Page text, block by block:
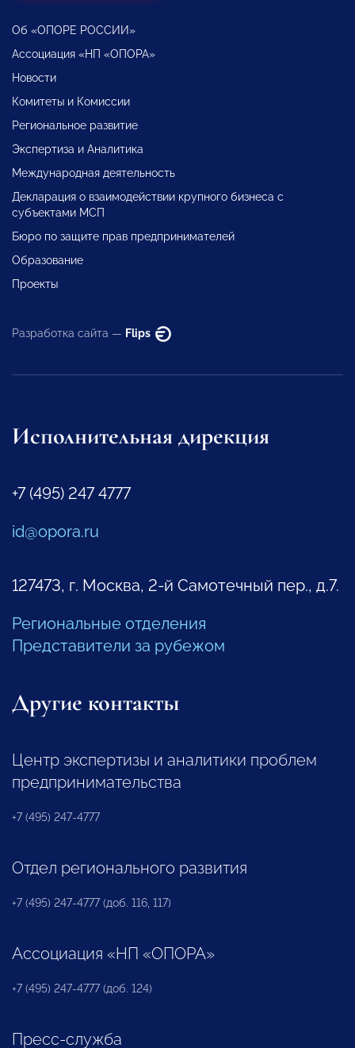
Об «ОПОРЕ РОССИИ»
Ассоциация «НП «ОПОРА»
Новости
Комитеты и Комиссии
Региональное развитие
Экспертиза и Аналитика
Международная деятельность
Декларация о взаимодействии крупного бизнеса с
субъектами МСП
Бюро по защите прав предпринимателей
Образование
Проекты
Разработка сайта — Flips
Исполнительная дирекция
+7 (495) 247 4777
id@opora.ru
127473, г. Москва, 2-й Самотечный пер., д.7.
Региональные отделения
Представители за рубежом
Другие контакты
Центр экспертизы и аналитики проблем
предпринимательства
+7 (495) 247-4777
Отдел регионального развития
+7 (495) 247-4777 (доб. 116, 117)
Ассоциация «НП «ОПОРА»
+7 (495) 247-4777 (доб. 124)
Пресс-служба